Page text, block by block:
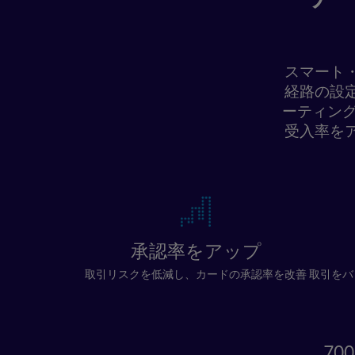
スマート
経路の設
ーティン
受入率を
承認率をアップ
取引リスクを低減し、カードの承認率を改善 取引を